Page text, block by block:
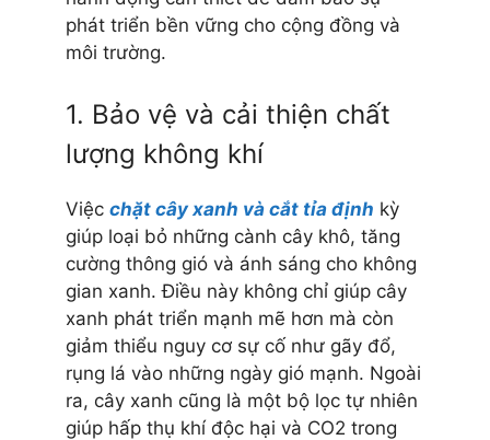
phát triển bền vững cho cộng đồng và
môi trường.
1. Bảo vệ và cải thiện chất
lượng không khí
Việc chặt cây xanh và cắt tỉa định kỳ
giúp loại bỏ những cành cây khô, tăng
cường thông gió và ánh sáng cho không
gian xanh. Điều này không chỉ giúp cây
xanh phát triển mạnh mẽ hơn mà còn
giảm thiểu nguy cơ sự cố như gãy đổ,
rụng lá vào những ngày gió mạnh. Ngoài
ra, cây xanh cũng là một bộ lọc tự nhiên
giúp hấp thụ khí độc hại và CO2 trong